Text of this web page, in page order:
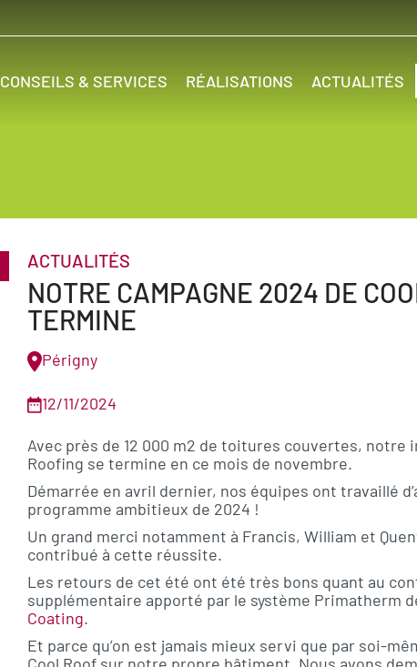
CONSEILS & SERVICES RÉALISATIONS ACTUALITÉS
ACTUALITÉS
NOTRE CAMPAGNE 2024 DE
TERMINE
Périgny
12/11/2024
Avec près de 12 000 m2 de toitures couvertes, notre
Roofing se termine en ce mois de novembre.
Démarrée en avril dernier, nos équipes ont travaillé
programme ambitieux de 2024 !
Un grand merci notamment à Francis, William et
contribué à cette réussite.
Les retours de cet été ont été très bons quant au
supplémentaire apporté par le système Primatherm
Coating.
Et parce qu’on est jamais mieux servi que par soi-